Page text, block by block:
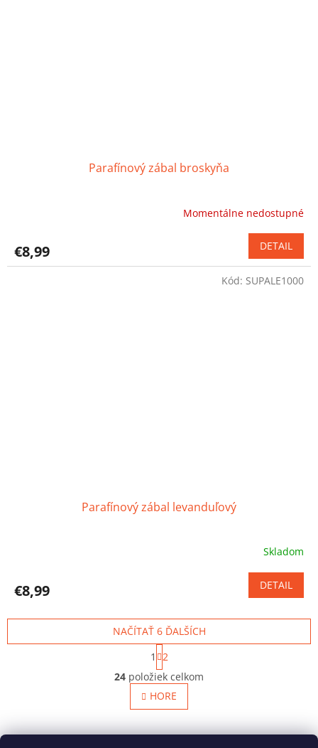
Parafínový zábal broskyňa
Momentálne nedostupné
€8,99 DETAIL
Parafínový zábal levanduľový
je
z
hviezdičiek.
Skladom
€8,99 DETAIL
Kód: SUPALE1000
O
v
l
á
d
a
NAČÍTAŤ 6 ĎALŠÍCH
S
t
r
á
n
k
v
1
2
24 položiek celkom
HORE
Z